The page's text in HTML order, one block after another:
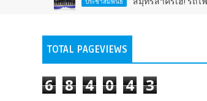
TOTAL PAGEVIEWS
6 8 4 0 4 3